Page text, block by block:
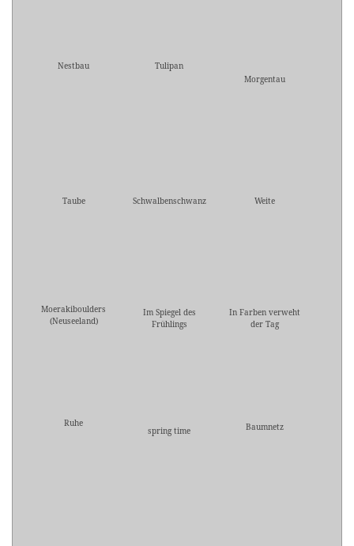
Nestbau
Tulipan
Morgentau
Taube Schwalbenschwanz Weite
Moerakiboulders
(Neuseeland)
Im Spiegel des
Frühlings
In Farben verweht
der Tag
Ruhe
spring time Baumnetz